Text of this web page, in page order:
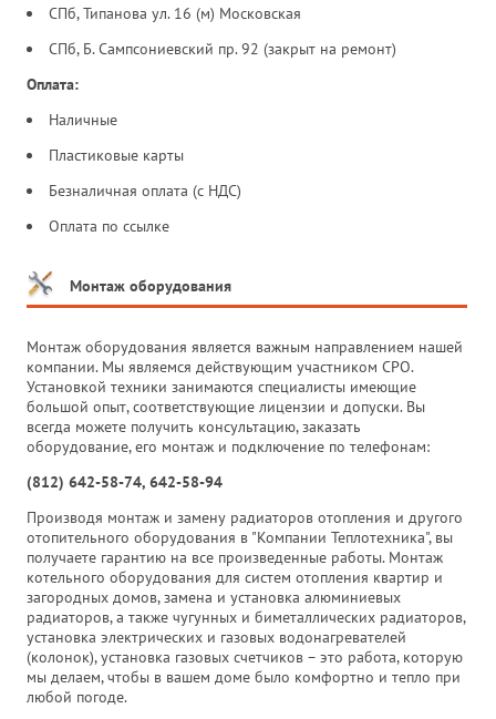
СПб, Типанова ул. 16 (м) Московская
СПб, Б. Сампсониевский пр. 92 (закрыт на ремонт)
Оплата:
Наличные
Пластиковые карты
Безналичная оплата (с НДС)
Оплата по ссылке
Монтаж оборудования
Монтаж оборудования является важным направлением нашей
компании. Мы являемся действующим участником СРО.
Установкой техники занимаются специалисты имеющие
большой опыт, соответствующие лицензии и допуски. Вы
всегда можете получить консультацию, заказать
оборудование, его монтаж и подключение по телефонам:
(812) 642-58-74, 642-58-94
Производя монтаж и замену радиаторов отопления и другого
отопительного оборудования в "Компании Теплотехника", вы
получаете гарантию на все произведенные работы. Монтаж
котельного оборудования для систем отопления квартир и
загородных домов, замена и установка алюминиевых
радиаторов, а также чугунных и биметаллических радиаторов,
установка электрических и газовых водонагревателей
(колонок), установка газовых счетчиков – это работа, которую
мы делаем, чтобы в вашем доме было комфортно и тепло при
любой погоде.